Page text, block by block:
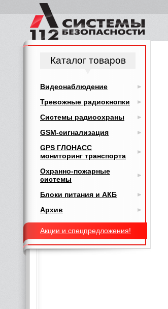
Каталог товаров
Видеонаблюдение
Тревожные радиокнопки
Системы радиоохраны
GSM-сигнализация
GPS ГЛОНАСС
мониторинг транспорта
Охранно-пожарные
системы
Блоки питания и АКБ
Архив
Акции и спецпредложения!